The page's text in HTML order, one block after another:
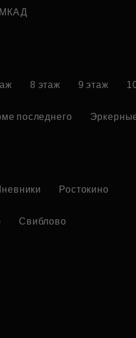
МКАД
8 этаж 9 этаж
последнего
Ростокино
Свиблово